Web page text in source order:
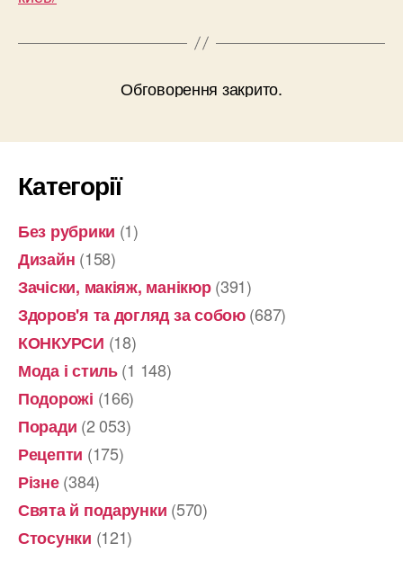
Обговорення закрито.
Категорії
Без рубрики (1)
Дизайн (158)
Зачіски, макіяж, манікюр(391)
Здоров'я та догляд за собою(687)
КОНКУРСИ (18)
Мода і стиль(1 148)
Подорожі (166)
Поради (2 053)
Рецепти (175)
Різне(384)
Свята й подарунки (570)
Стосунки (121)